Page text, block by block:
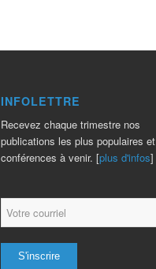
INFOLETTRE
Recevez chaque trimestre nos
publications les plus populaires et
conférences à venir. [plus d'infos]